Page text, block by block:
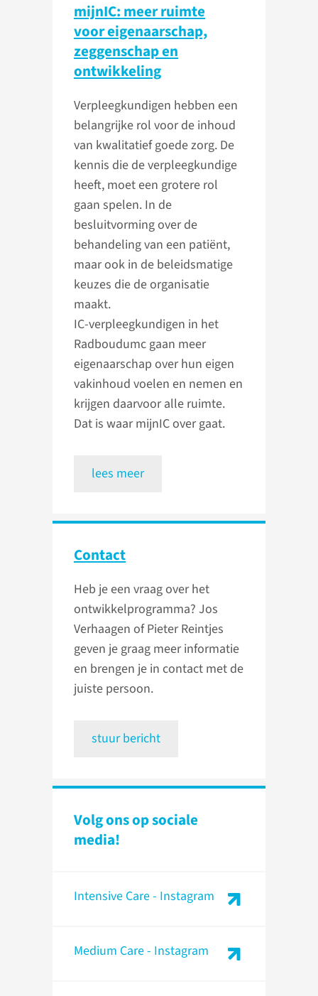
mijnIC: meer ruimte
voor eigenaarschap,
zeggenschap en
ontwikkeling
Verpleegkundigen hebben een
belangrijke rol voor de inhoud
van kwalitatief goede zorg. De
kennis die de verpleegkundige
heeft, moet een grotere rol
gaan spelen. In de
besluitvorming over de
behandeling van een patiënt,
maar ook in de beleidsmatige
keuzes die de organisatie
maakt.
IC-verpleegkundigen in het
Radboudumc gaan meer
eigenaarschap over hun eigen
vakinhoud voelen en nemen en
krijgen daarvoor alle ruimte.
Dat is waar mijnIC over gaat.
lees meer
Contact
Heb je een vraag over het
ontwikkelprogramma? Jos
Verhaagen of Pieter Reintjes
geven je graag meer informatie
en brengen je in contact met de
juiste persoon.
stuur bericht
Volg ons op sociale
media!
Intensive Care - Instagram
Medium Care - Instagram